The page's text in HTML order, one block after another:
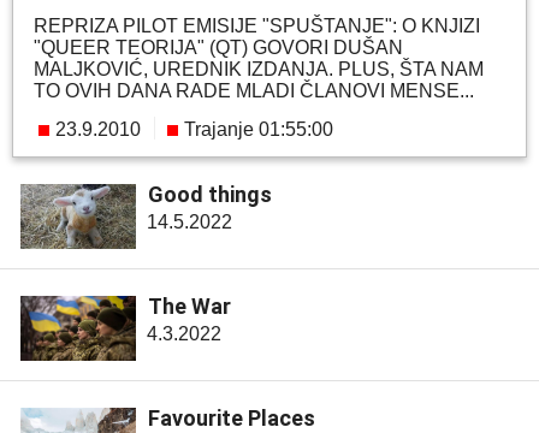
REPRIZA PILOT EMISIJE "SPUŠTANJE": O KNJIZI
"QUEER TEORIJA" (QT) GOVORI DUŠAN
MALJKOVIĆ, UREDNIK IZDANJA. PLUS, ŠTA NAM
TO OVIH DANA RADE MLADI ČLANOVI MENSE...
23.9.2010
Trajanje 01:55:00
Good things
14.5.2022
The War
4.3.2022
Favourite Places